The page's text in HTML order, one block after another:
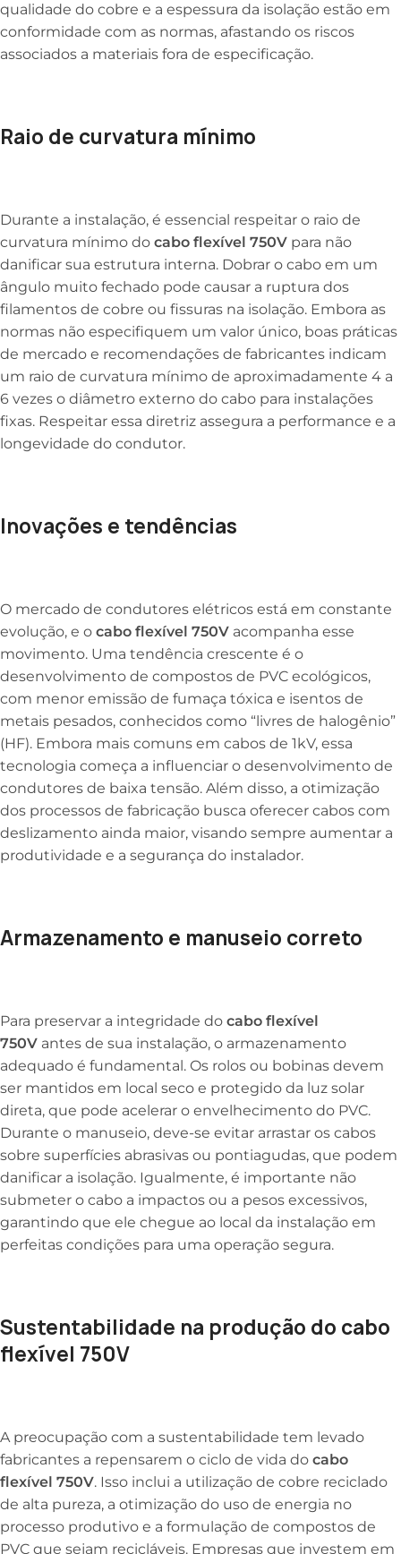
qualidade do cobre e a espessura da isolação estão em
conformidade com as normas, afastando os riscos
associados a materiais fora de especificação.
Raio de curvatura mínimo
Durante a instalação, é essencial respeitar o raio de
curvatura mínimo do cabo flexível 750V para não
danificar sua estrutura interna. Dobrar o cabo em um
ângulo muito fechado pode causar a ruptura dos
filamentos de cobre ou fissuras na isolação. Embora as
normas não especifiquem um valor único, boas práticas
de mercado e recomendações de fabricantes indicam
um raio de curvatura mínimo de aproximadamente 4 a
6 vezes o diâmetro externo do cabo para instalações
fixas. Respeitar essa diretriz assegura a performance e a
longevidade do condutor.
Inovações e tendências
O mercado de condutores elétricos está em constante
evolução, e o cabo flexível 750V acompanha esse
movimento. Uma tendência crescente é o
desenvolvimento de compostos de PVC ecológicos,
com menor emissão de fumaça tóxica e isentos de
metais pesados, conhecidos como “livres de halogênio”
(HF). Embora mais comuns em cabos de 1kV, essa
tecnologia começa a influenciar o desenvolvimento de
condutores de baixa tensão. Além disso, a otimização
dos processos de fabricação busca oferecer cabos com
deslizamento ainda maior, visando sempre aumentar a
produtividade e a segurança do instalador.
Armazenamento e manuseio correto
Para preservar a integridade do cabo flexível
750V antes de sua instalação, o armazenamento
adequado é fundamental. Os rolos ou bobinas devem
ser mantidos em local seco e protegido da luz solar
direta, que pode acelerar o envelhecimento do PVC.
Durante o manuseio, deve-se evitar arrastar os cabos
sobre superfícies abrasivas ou pontiagudas, que podem
danificar a isolação. Igualmente, é importante não
submeter o cabo a impactos ou a pesos excessivos,
garantindo que ele chegue ao local da instalação em
perfeitas condições para uma operação segura.
Sustentabilidade na produção do cabo
flexível 750V
A preocupação com a sustentabilidade tem levado
fabricantes a repensarem o ciclo de vida do cabo
flexível 750V. Isso inclui a utilização de cobre reciclado
de alta pureza, a otimização do uso de energia no
processo produtivo e a formulação de compostos de
PVC que sejam recicláveis. Empresas que investem em